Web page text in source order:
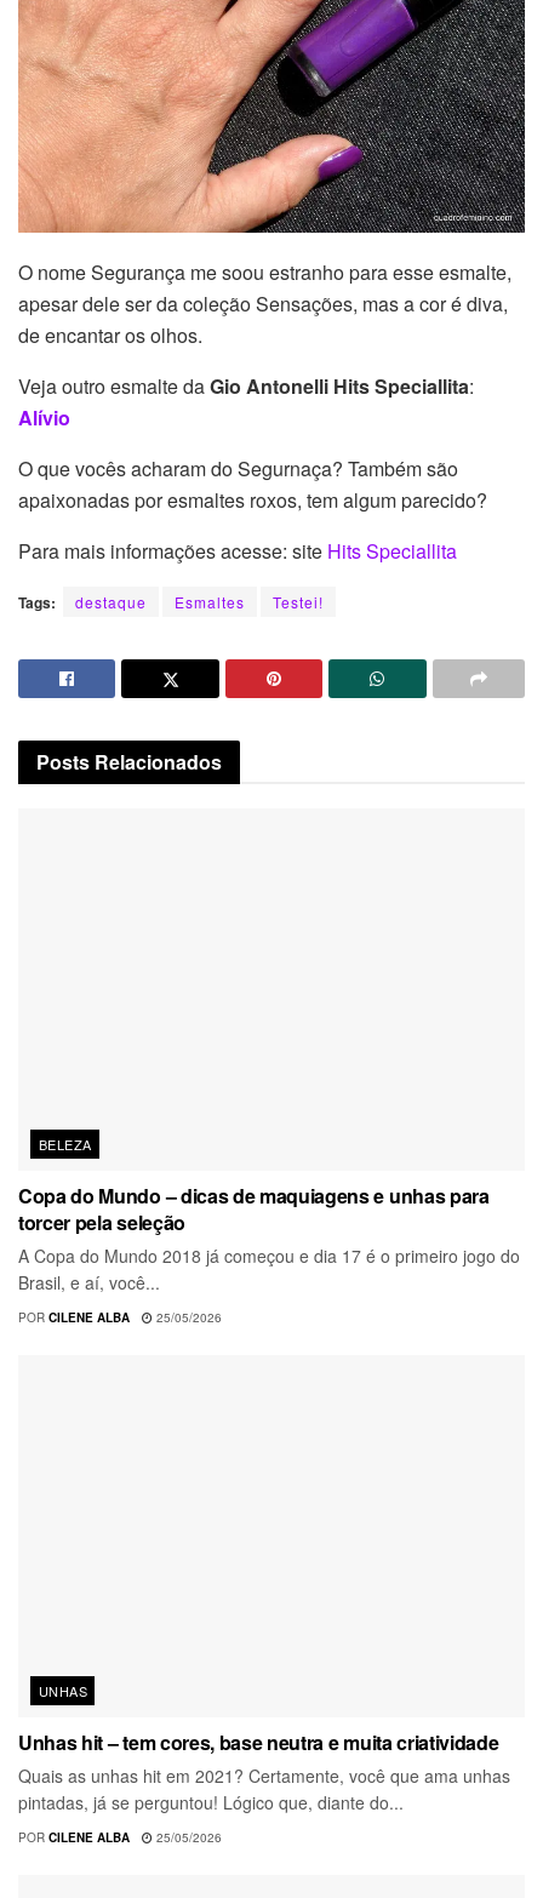
O nome Segurança me soou estranho para esse esmalte,
apesar dele ser da coleção Sensações, mas a cor é diva,
de encantar os olhos.
Veja outro esmalte daGio Antonelli Hits Speciallita:
Alívio
O que vocês acharam do Segurnaça? Também são
apaixonadas por esmaltes roxos, tem algum parecido?
Para mais informações acesse: site Hits Speciallita
Tags: destaque Esmaltes Testei!
Posts Relacionados
BELEZA
Copa do Mundo – dicas de maquiagens e unhas para
torcer pela seleção
A Copa do Mundo 2018 já começou e dia 17 é o primeiro jogo do
Brasil, e aí, você...
POR CILENE ALBA 25/05/2026
UNHAS
Unhas hit – tem cores, base neutra e muita criatividade
Quais as unhas hit em 2021? Certamente, você que ama unhas
pintadas, já se perguntou! Lógico que, diante do...
POR CILENE ALBA 25/05/2026